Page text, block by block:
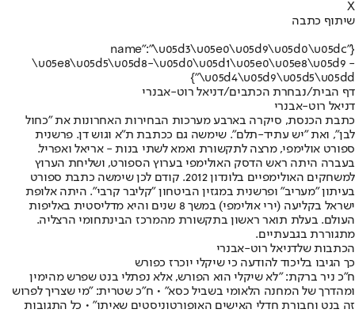
X
שיתוף כתבה
{"name":"\u05d3\u05e0\u05d9\u05d0\u05dc
\u05e8\u05d5\u05d8-\u05d0\u05d1\u05e0\u05e8\u05d9 -
\u05d4\u05d9\u05d5\u05dd"}
דף הבית/נבחרת הכתבים/דניאל רוט-אבנרי
דניאל רוט-אבנרי
כתבת הכנסת, סיקרה בארבע מערכות הבחירות האחרונות את "כחול
לבן", ואת "יש עתיד-תלם". שימשה גם ככתבת ת"א וגוש דן. פרשנית
ספורט אולימפי, מרצה לתקשורת ואמא לשתי בנות - אריאל ואפריל.
בעברה היתה ראש הדסק האולימפי בערוץ הספורט, ושליחת הערוץ
למשחקים האולימפיים בלונדון 2012. קודם לכן שימשה כתבת ספורט
בעיתון "מעריב" ופרשנית במגזין הביטחון "קליבר קרבי". היתה אלופת
ישראל בקליעה (ירי אולימפי) במשך 8 שנים והיא מדליסטית באליפות
העולם. בעלת תואר ראשון בתקשורת מהמרכז הבינתחומי הרצליה.
מתגוררת בגבעתיים.
הכתבות שלדניאל רוט-אבנרי
כך הגיבו בליכוד להודעה כי שיקלי יוכרז כפורש
ח"כ ניר ברקת: "לא שיקלי הוא הפורש, אלא נפתלי בנט שפרש מהימין
ומהדרך של המחנה הלאומי בשביל כסא" • ח"כ שטרית: "מי שצריך לפרוש
זה בנט וחבורת חדלי האישים האופורטוניסטים שאיתו" • כל התגובות